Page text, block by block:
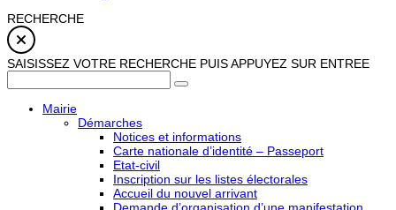
RECHERCHE
SAISISSEZ VOTRE RECHERCHE PUIS APPUYEZ SUR ENTREE
Mairie
Démarches
Notices et informations
Carte nationale d’identité – Passeport
Etat-civil
Inscription sur les listes électorales
Accueil du nouvel arrivant